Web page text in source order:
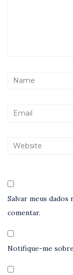
Salvar meus
comentar.
Notifique-me